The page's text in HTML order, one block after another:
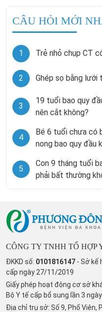
CÂU HỎI MỚI
1 Trẻ nhỏ chụp CT
2 Ghép sọ bằng lưới
3
19 tuổi bao quy
nên cắt không?
4
Bé 6 tuổi chưa có
nong bao quy đầu
5
Con 9 tháng tuổi
phải bất thường
CÔNG TY TNHH TỔ HỢP
ĐKKD số: 0101816147 - Sở kế
cấp ngày 27/11/2019
Giấy phép hoạt động cơ sở
Bộ Y tế cấp bổ sung lần 3
Địa chỉ trụ sở: Số 9, Phố Viên,